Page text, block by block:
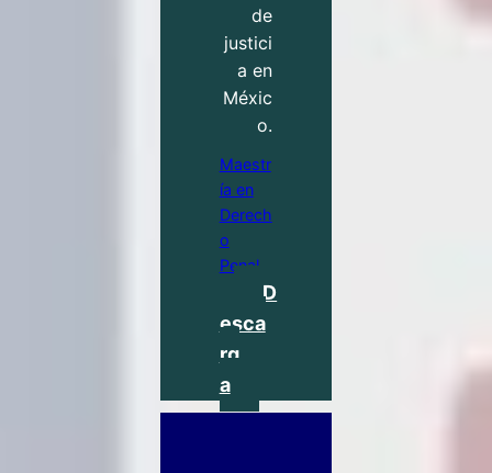
de
justici
a en
Méxic
o.
Maestr
ía en
Derech
o
Penal
D
esca
rg
a